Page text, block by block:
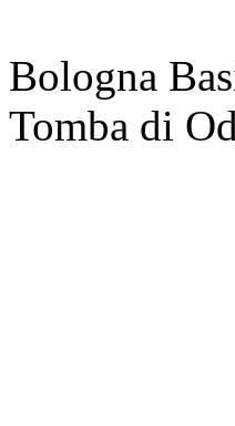
Bologna
Tomba di